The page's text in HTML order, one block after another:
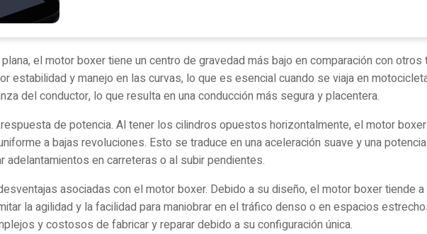
el motor boxer tiene un centro de gravedad más bajo en comparación con otros
estabilidad y manejo en las curvas, lo que es esencial cuando se viaja en
del conductor, lo que resulta en una conducción más segura y placentera.
de potencia. Al tener los cilindros opuestos horizontalmente, el motor
a bajas revoluciones. Esto se traduce en una aceleración suave y una
en carreteras o al subir pendientes.
asociadas con el motor boxer. Debido a su diseño, el motor boxer tiende
la agilidad y la facilidad para maniobrar en el tráfico denso o en espacios
y costosos de fabricar y reparar debido a su configuración única.